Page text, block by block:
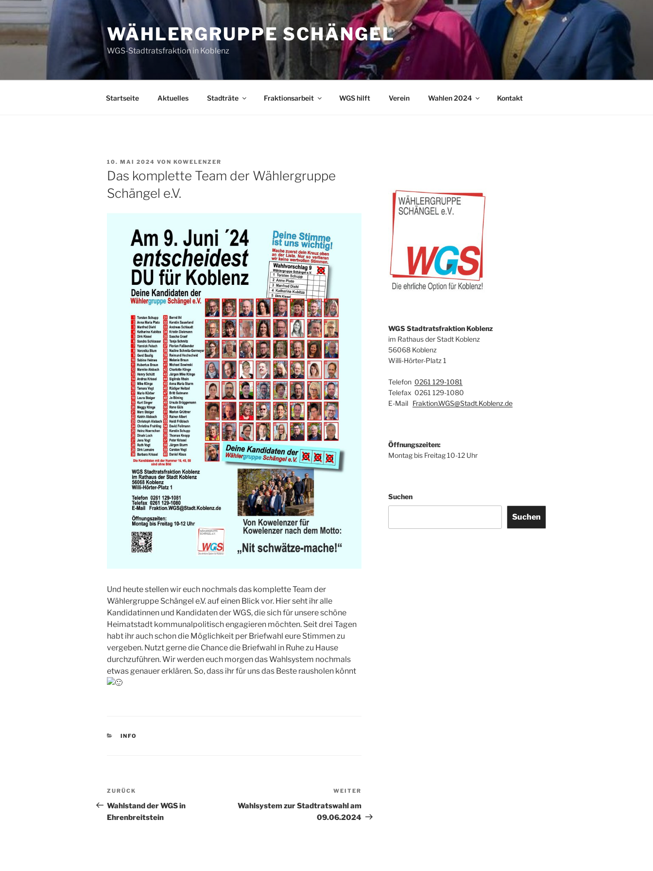
Zum
Inhalt
springen
WÄHLERGRUPPE SCHÄNGEL
WGS-Stadtratsfraktion in Koblenz
Startseite Aktuelles Stadträte Fraktionsarbeit WGS hilft Verein Wahlen 2024 Kontakt
VERÖFFENTLICHT
AM
10. MAI 2024 VON KOWELENZER
Das komplette Team der Wählergruppe
Schängel e.V.
Und heute stellen wir euch nochmals das komplette Team der
Wählergruppe Schängel e.V. auf einen Blick vor. Hier seht ihr alle
Kandidatinnen und Kandidaten der WGS, die sich für unsere schöne
Heimatstadt kommunalpolitisch engagieren möchten. Seit drei Tagen
habt ihr auch schon die Möglichkeit per Briefwahl eure Stimmen zu
vergeben. Nutzt gerne die Chance die Briefwahl in Ruhe zu Hause
durchzuführen. Wir werden euch morgen das Wahlsystem nochmals
etwas genauer erklären. So, dass ihr für uns das Beste rausholen könnt
KATEGORIEN
INFO
Beitragsnavigation
Vorheriger
Beitrag
ZURÜCK
Wahlstand der WGS in
Ehrenbreitstein
Beitrag
WEITER
Wahlsystem zur Stadtratswahl am
09.06.2024
WGS Stadtratsfraktion Koblenz
im Rathaus der Stadt Koblenz
56068 Koblenz
Willi-Hörter-Platz 1
Telefon 0261 129-1081
Telefax 0261 129-1080
E-Mail Fraktion.WGS@Stadt.Koblenz.de
Öffnungszeiten:
Montag bis Freitag 10-12 Uhr
Suchen
Suchen